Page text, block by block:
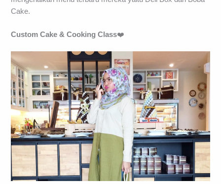
Cake.
Custom Cake & Cooking Class❤️